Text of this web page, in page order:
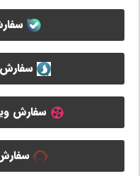
سفارش